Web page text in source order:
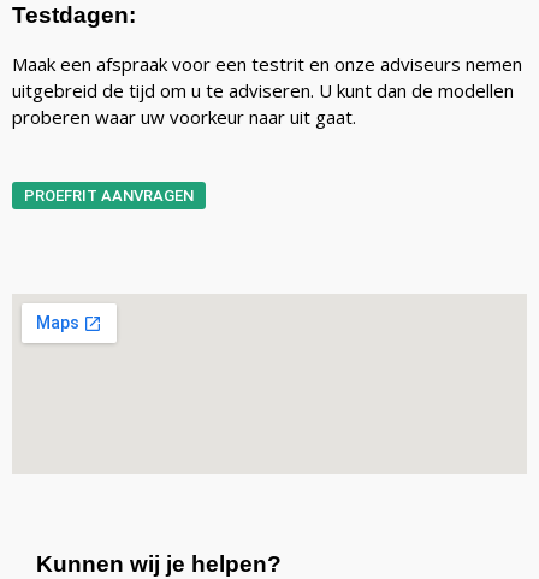
Testdagen:
Maak een afspraak voor een testrit en onze adviseurs nemen
uitgebreid de tijd om u te adviseren. U kunt dan de modellen
proberen waar uw voorkeur naar uit gaat.
PROEFRIT AANVRAGEN
Kunnen wij je helpen?